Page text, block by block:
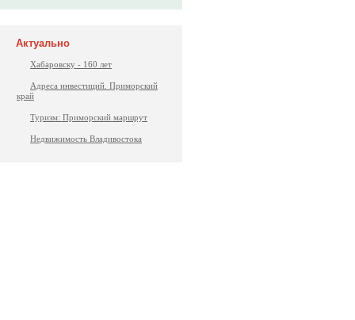
Актуально
Хабаровску - 160 лет
Адреса инвестиций. Приморский
край
Туризм: Приморский маршрут
Недвижимость Владивостока